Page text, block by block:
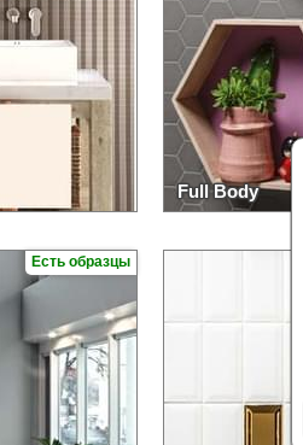
Full Body
Есть образцы